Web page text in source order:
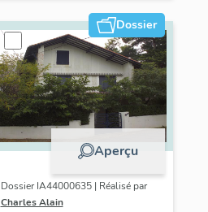
Dossier
Aperçu
Dossier IA44000635 | Réalisé par
Charles Alain